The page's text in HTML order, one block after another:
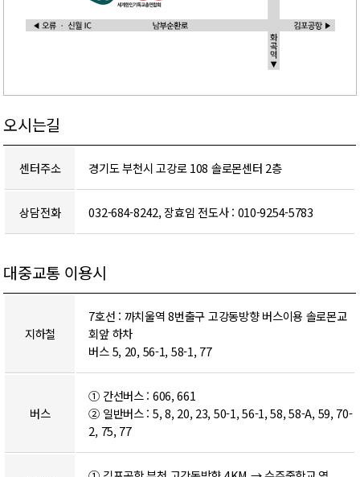
오시는길
센터주소 경기도 부천시 고강로 108 솔로몬센터 2층
상담전화 032-684-8242, 장효임 전도사 : 010-9254-5783
대중교통 이용시
지하철
7호선 : 까치울역 8번출구 고강동방향 버스이용 솔로몬교
회앞 하차
버스 5, 20, 56-1, 58-1, 77
버스
① 간선버스 : 606, 661
② 일반버스 : 5, 8, 20, 23, 50-1, 56-1, 58, 58-A, 59, 70-
2, 75, 77